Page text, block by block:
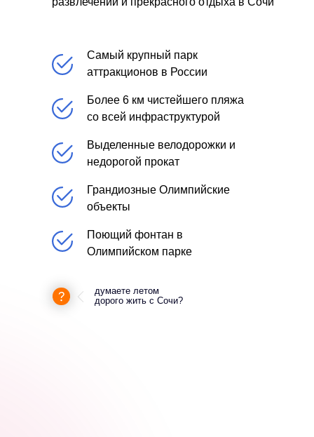
Самый крупный парк
аттракционов в России
Более 6 км чистейшего пляжа
со всей инфраструктурой
Выделенные велодорожки и
недорогой прокат
Грандиозные Олимпийские
объекты
Поющий фонтан в
Олимпийском парке
думаете летом
дорого жить с Сочи?